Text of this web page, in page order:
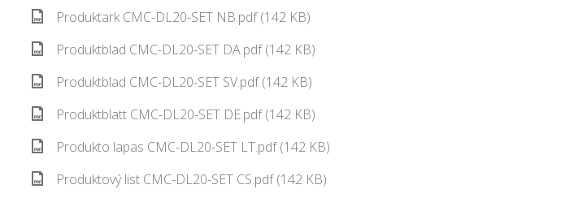
Produktark CMC-DL20-SET NB.pdf (142 KB)
Produktblad CMC-DL20-SET DA.pdf (142 KB)
Produktblad CMC-DL20-SET SV.pdf (142 KB)
Produktblatt CMC-DL20-SET DE.pdf (142 KB)
Produkto lapas CMC-DL20-SET LT.pdf (142 KB)
Produktový list CMC-DL20-SET CS.pdf (142 KB)